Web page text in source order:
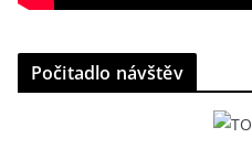
Počitadlo návštěv